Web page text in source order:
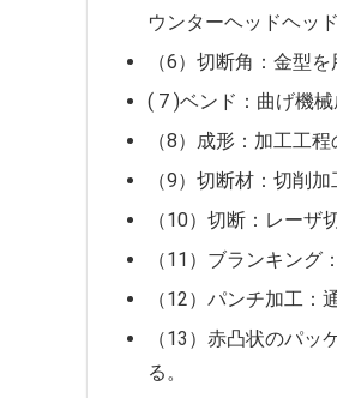
ウンターヘッドヘッ
（6）切断角：金型
( 7 )ベンド：曲げ機
（8）成形：加工工
（9）切断材：切削
（10）切断：レーザ
（11）ブランキング
（12）パンチ加工：
（13）赤凸状のパ
る。